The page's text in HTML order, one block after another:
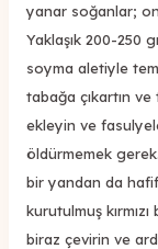
yanar soğanlar;
Yaklaşık 200-250
soyma aletiyle
tabağa çıkartın
ekleyin ve
öldürmemek gerek.
bir yandan da
kurutulmuş
biraz çevirin ve